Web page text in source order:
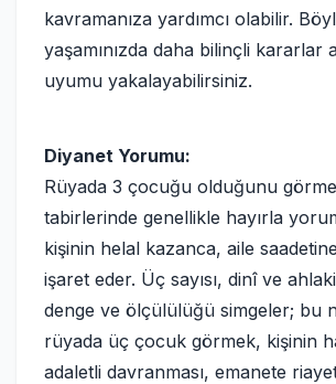
kavramanıza yardımcı olabilir.
yaşamınızda daha bilinçli kararlar
uyumu yakalayabilirsiniz.
Diyanet Yorumu:
Rüyada 3 çocuğu olduğunu
tabirlerinde genellikle hayırla
kişinin helal kazanca, aile
işaret eder. Üç sayısı, dinî ve
denge ve ölçülülüğü simgeler; bu
rüyada üç çocuk görmek, kişinin
adaletli davranması, emanete